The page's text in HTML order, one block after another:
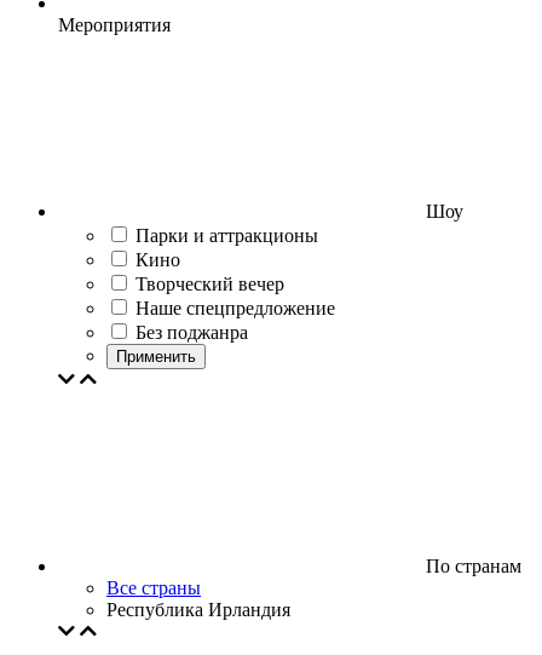
Мероприятия
Шоу
Парки и аттракционы
Кино
Творческий вечер
Наше спецпредложение
Без поджанра
Применить
По странам
Все страны
Республика Ирландия